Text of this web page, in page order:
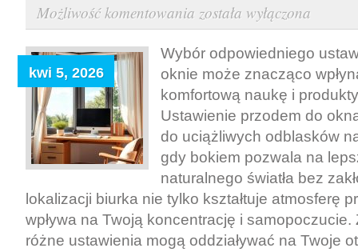
Możliwość komentowania Ustawienie
biurka
przy
–
jak
wybrać
optymalne
miejsce
do
nauki
została wyłączona
kwi 5, 2026
Wybór odpowiedniego
oknie może znacząco
komfortową naukę i
Ustawienie przodem do
do uciążliwych odblasków
gdy bokiem pozwala na
naturalnego światła bez
lokalizacji biurka nie tylko kształtuje atmosferę
wpływa na Twoją koncentrację i samopoczucie.
różne ustawienia mogą oddziaływać na Twoje